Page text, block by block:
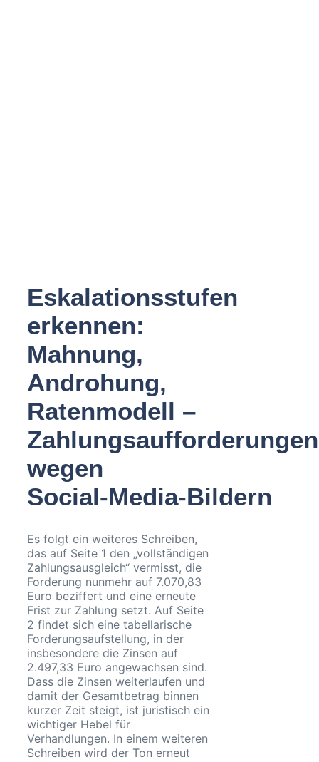
Eskalationsstufen
erkennen:
Mahnung,
Androhung,
Ratenmodell –
Zahlungsaufforderungen
wegen
Social‑Media‑Bildern
Es folgt ein weiteres Schreiben,
das auf Seite 1 den „vollständigen
Zahlungsausgleich“ vermisst, die
Forderung nunmehr auf 7.070,83
Euro beziffert und eine erneute
Frist zur Zahlung setzt. Auf Seite
2 findet sich eine tabellarische
Forderungsaufstellung, in der
insbesondere die Zinsen auf
2.497,33 Euro angewachsen sind.
Dass die Zinsen weiterlaufen und
damit der Gesamtbetrag binnen
kurzer Zeit steigt, ist juristisch ein
wichtiger Hebel für
Verhandlungen. In einem weiteren
Schreiben wird der Ton erneut